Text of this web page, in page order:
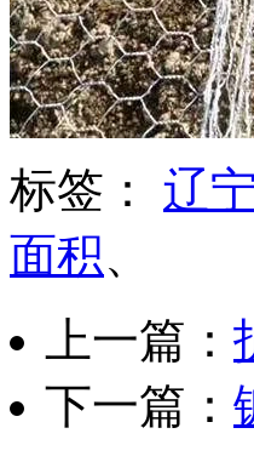
标签： 辽
面积、
上一篇：
下一篇：